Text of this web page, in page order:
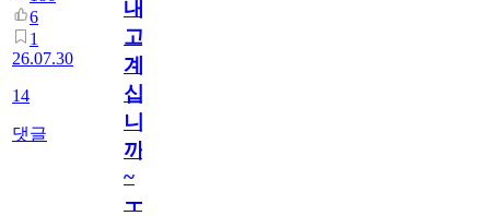
6
1
26.07.30
14
댓글
내
고
계
십
니
까
~
ㅜ